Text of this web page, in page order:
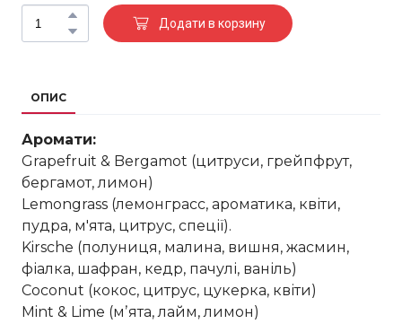
Додати в корзину
ОПИС
Аромати:
Grapefruit & Bergamot (цитруси, грейпфрут,
бергамот, лимон)
Lemongrass (лемонграсс, ароматика, квіти,
пудра, м'ята, цитрус, спеції).
Kirsche (полуниця, малина, вишня, жасмин,
фіалка, шафран, кедр, пачулі, ваніль)
Coconut (кокос, цитрус, цукерка, квіти)
Mint & Lime (мʼята, лайм, лимон)